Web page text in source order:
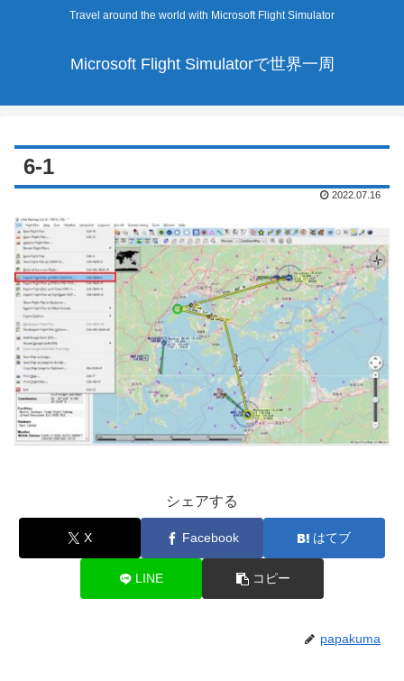
Travel around the world with Microsoft Flight Simulator
Microsoft Flight Simulatorで世界一周
6-1
2022.07.16
シェアする
X Facebook はてブ
LINE コピー
papakuma